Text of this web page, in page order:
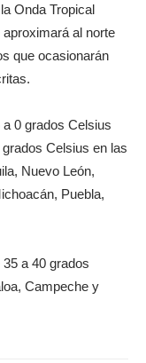
Onda Tropical
al norte
que ocasionarán
0 grados Celsius
Celsius en las
Nuevo León,
Puebla,
a 40 grados
Campeche y